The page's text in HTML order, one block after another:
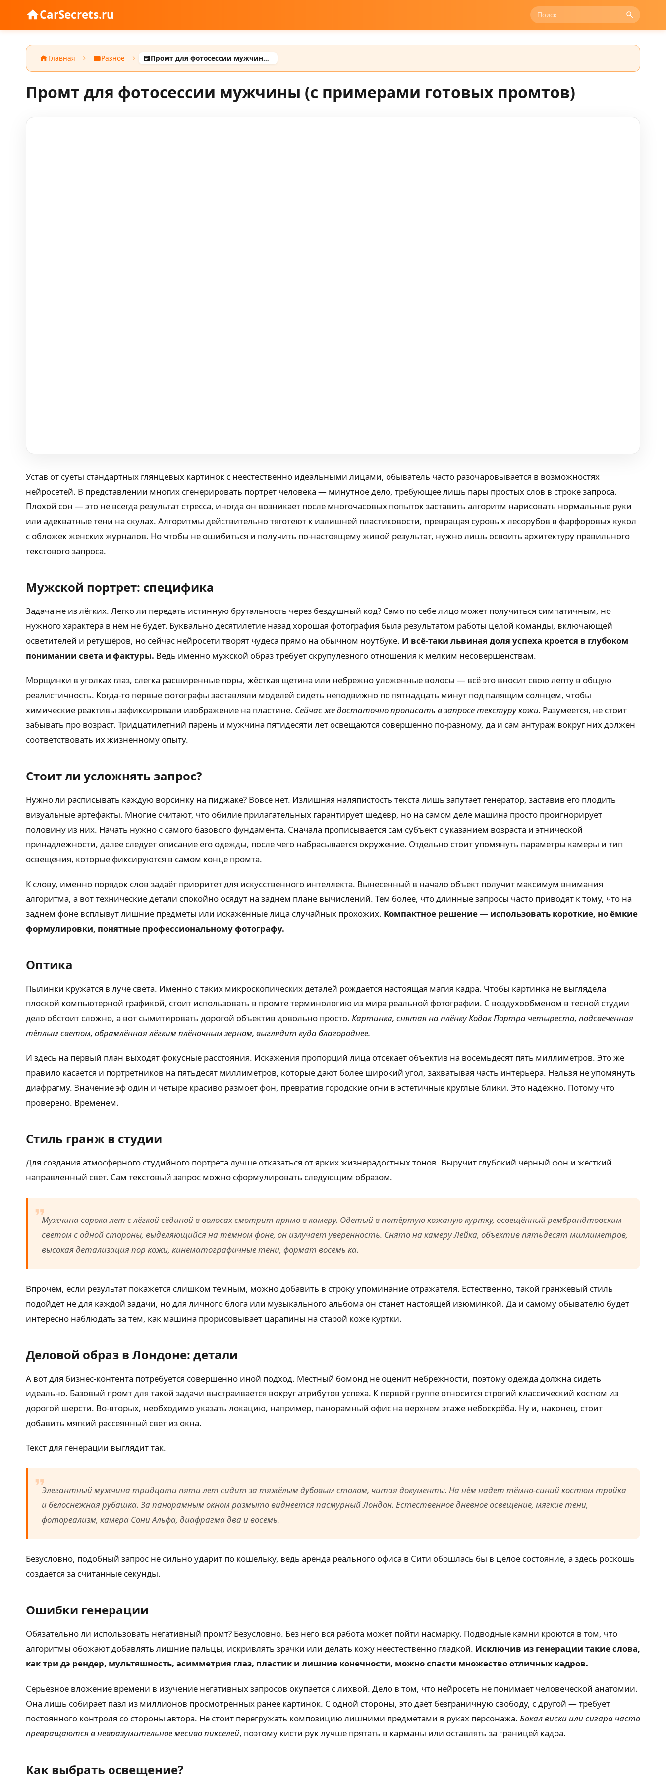
CarSecrets.ru
Главная Разное Промт для фотосессии мужчины (с примерами готовых промтов)
Промт для фотосессии мужчины (с примерами готовых промтов)
Устав от суеты стандартных глянцевых картинок с неестественно идеальными лицами, обыватель часто разочаровывается в возможностях
нейросетей. В представлении многих сгенерировать портрет человека — минутное дело, требующее лишь пары простых слов в строке запроса.
Плохой сон — это не всегда результат стресса, иногда он возникает после многочасовых попыток заставить алгоритм нарисовать нормальные руки
или адекватные тени на скулах. Алгоритмы действительно тяготеют к излишней пластиковости, превращая суровых лесорубов в фарфоровых кукол
с обложек женских журналов. Но чтобы не ошибиться и получить по-настоящему живой результат, нужно лишь освоить архитектуру правильного
текстового запроса.
Мужской портрет: специфика
Задача не из лёгких. Легко ли передать истинную брутальность через бездушный код? Само по себе лицо может получиться симпатичным, но
нужного характера в нём не будет. Буквально десятилетие назад хорошая фотография была результатом работы целой команды, включающей
осветителей и ретушёров, но сейчас нейросети творят чудеса прямо на обычном ноутбуке. И всё-таки львиная доля успеха кроется в глубоком
понимании света и фактуры. Ведь именно мужской образ требует скрупулёзного отношения к мелким несовершенствам.
Морщинки в уголках глаз, слегка расширенные поры, жёсткая щетина или небрежно уложенные волосы — всё это вносит свою лепту в общую
реалистичность. Когда-то первые фотографы заставляли моделей сидеть неподвижно по пятнадцать минут под палящим солнцем, чтобы
химические реактивы зафиксировали изображение на пластине. Сейчас же достаточно прописать в запросе текстуру кожи. Разумеется, не стоит
забывать про возраст. Тридцатилетний парень и мужчина пятидесяти лет освещаются совершенно по-разному, да и сам антураж вокруг них должен
соответствовать их жизненному опыту.
Стоит ли усложнять запрос?
Нужно ли расписывать каждую ворсинку на пиджаке? Вовсе нет. Излишняя наляпистость текста лишь запутает генератор, заставив его плодить
визуальные артефакты. Многие считают, что обилие прилагательных гарантирует шедевр, но на самом деле машина просто проигнорирует
половину из них. Начать нужно с самого базового фундамента. Сначала прописывается сам субъект с указанием возраста и этнической
принадлежности, далее следует описание его одежды, после чего набрасывается окружение. Отдельно стоит упомянуть параметры камеры и тип
освещения, которые фиксируются в самом конце промта.
К слову, именно порядок слов задаёт приоритет для искусственного интеллекта. Вынесенный в начало объект получит максимум внимания
алгоритма, а вот технические детали спокойно осядут на заднем плане вычислений. Тем более, что длинные запросы часто приводят к тому, что на
заднем фоне всплывут лишние предметы или искажённые лица случайных прохожих. Компактное решение — использовать короткие, но ёмкие
формулировки, понятные профессиональному фотографу.
Оптика
Пылинки кружатся в луче света. Именно с таких микроскопических деталей рождается настоящая магия кадра. Чтобы картинка не выглядела
плоской компьютерной графикой, стоит использовать в промте терминологию из мира реальной фотографии. С воздухообменом в тесной студии
дело обстоит сложно, а вот сымитировать дорогой объектив довольно просто. Картинка, снятая на плёнку Кодак Портра четыреста, подсвеченная
тёплым светом, обрамлённая лёгким плёночным зерном, выглядит куда благороднее.
И здесь на первый план выходят фокусные расстояния. Искажения пропорций лица отсекает объектив на восемьдесят пять миллиметров. Это же
правило касается и портретников на пятьдесят миллиметров, которые дают более широкий угол, захватывая часть интерьера. Нельзя не упомянуть
диафрагму. Значение эф один и четыре красиво размоет фон, превратив городские огни в эстетичные круглые блики. Это надёжно. Потому что
проверено. Временем.
Стиль гранж в студии
Для создания атмосферного студийного портрета лучше отказаться от ярких жизнерадостных тонов. Выручит глубокий чёрный фон и жёсткий
направленный свет. Сам текстовый запрос можно сформулировать следующим образом.
Мужчина сорока лет с лёгкой сединой в волосах смотрит прямо в камеру. Одетый в потёртую кожаную куртку, освещённый рембрандтовским
светом с одной стороны, выделяющийся на тёмном фоне, он излучает уверенность. Снято на камеру Лейка, объектив пятьдесят миллиметров,
высокая детализация пор кожи, кинематографичные тени, формат восемь ка.
Впрочем, если результат покажется слишком тёмным, можно добавить в строку упоминание отражателя. Естественно, такой гранжевый стиль
подойдёт не для каждой задачи, но для личного блога или музыкального альбома он станет настоящей изюминкой. Да и самому обывателю будет
интересно наблюдать за тем, как машина прорисовывает царапины на старой коже куртки.
Деловой образ в Лондоне: детали
А вот для бизнес-контента потребуется совершенно иной подход. Местный бомонд не оценит небрежности, поэтому одежда должна сидеть
идеально. Базовый промт для такой задачи выстраивается вокруг атрибутов успеха. К первой группе относится строгий классический костюм из
дорогой шерсти. Во-вторых, необходимо указать локацию, например, панорамный офис на верхнем этаже небоскрёба. Ну и, наконец, стоит
добавить мягкий рассеянный свет из окна.
Текст для генерации выглядит так.
Элегантный мужчина тридцати пяти лет сидит за тяжёлым дубовым столом, читая документы. На нём надет тёмно-синий костюм тройка
и белоснежная рубашка. За панорамным окном размыто виднеется пасмурный Лондон. Естественное дневное освещение, мягкие тени,
фотореализм, камера Сони Альфа, диафрагма два и восемь.
Безусловно, подобный запрос не сильно ударит по кошельку, ведь аренда реального офиса в Сити обошлась бы в целое состояние, а здесь роскошь
создаётся за считанные секунды.
Ошибки генерации
Обязательно ли использовать негативный промт? Безусловно. Без него вся работа может пойти насмарку. Подводные камни кроются в том, что
алгоритмы обожают добавлять лишние пальцы, искривлять зрачки или делать кожу неестественно гладкой. Исключив из генерации такие слова,
как три дэ рендер, мультяшность, асимметрия глаз, пластик и лишние конечности, можно спасти множество отличных кадров.
Серьёзное вложение времени в изучение негативных запросов окупается с лихвой. Дело в том, что нейросеть не понимает человеческой анатомии.
Она лишь собирает пазл из миллионов просмотренных ранее картинок. С одной стороны, это даёт безграничную свободу, с другой — требует
постоянного контроля со стороны автора. Не стоит перегружать композицию лишними предметами в руках персонажа. Бокал виски или сигара часто
превращаются в невразумительное месиво пикселей, поэтому кисти рук лучше прятать в карманы или оставлять за границей кадра.
Как выбрать освещение?